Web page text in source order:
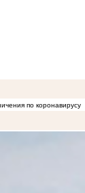
по коронавирусу